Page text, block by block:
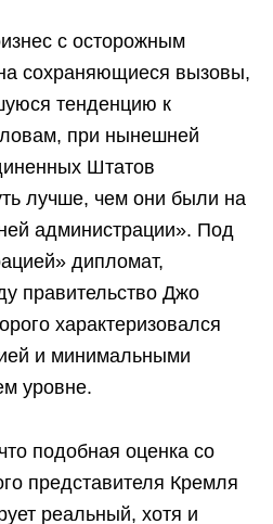
с осторожным
сохраняющиеся вызовы,
тенденцию к
при нынешней
Штатов
лучше, чем они были на
администрации». Под
дипломат,
правительство Джо
характеризовался
и минимальными
уровне.
подобная оценка со
представителя Кремля
реальный, хотя и